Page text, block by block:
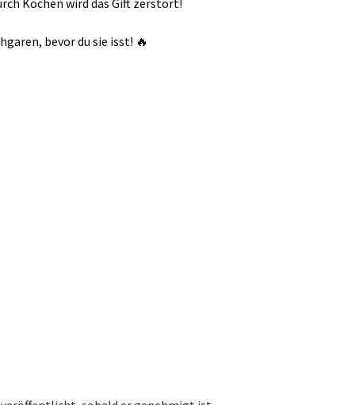
Kochen wird das Gift zerstört!
bevor du sie isst! 🔥